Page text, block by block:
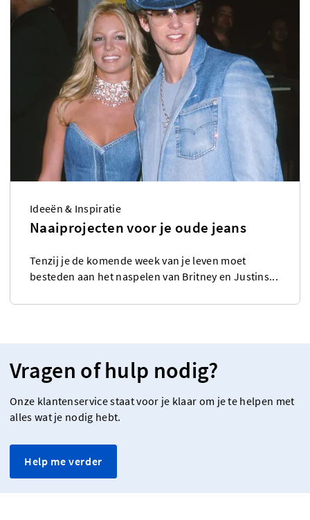
Ideeën & Inspiratie
Naaiprojecten voor je oude jeans
Tenzij je de komende week van je leven moet
besteden aan het naspelen van Britney en Justins...
Vragen of hulp nodig?
Onze klantenservice staat voor je klaar om je te helpen met
alles wat je nodig hebt.
Help me verder